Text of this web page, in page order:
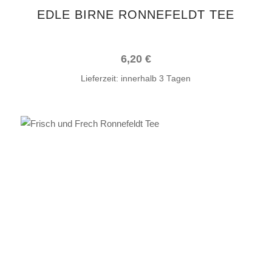
EDLE BIRNE RONNEFELDT TEE
6,20 €
Lieferzeit: innerhalb 3 Tagen